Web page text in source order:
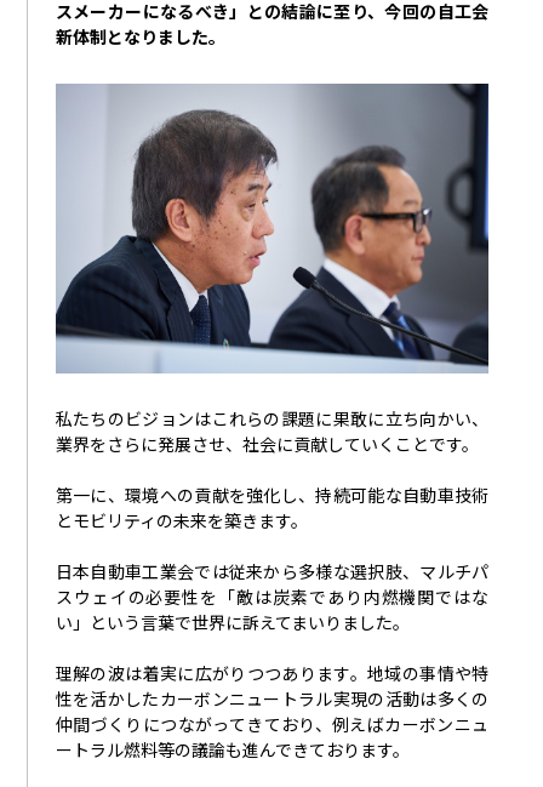
スメーカーになるべき」との結論に至り、今回の自工会
新体制となりました。
私たちのビジョンはこれらの課題に果敢に立ち向かい、
業界をさらに発展させ、社会に貢献していくことです。
第一に、環境への貢献を強化し、持続可能な自動車技術
とモビリティの未来を築きます。
日本自動車工業会では従来から多様な選択肢、マルチパ
スウェイの必要性を「敵は炭素であり内燃機関ではな
い」という言葉で世界に訴えてまいりました。
理解の波は着実に広がりつつあります。地域の事情や特
性を活かしたカーボンニュートラル実現の活動は多くの
仲間づくりにつながってきており、例えばカーボンニュ
ートラル燃料等の議論も進んできております。